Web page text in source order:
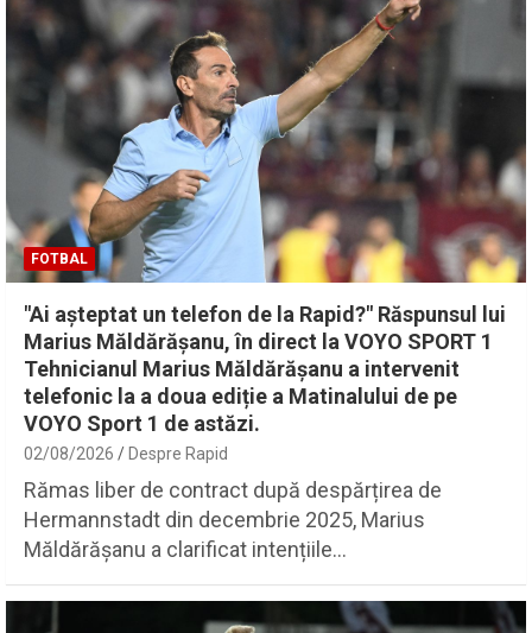
FOTBAL
"Ai așteptat un telefon de la Rapid?" Răspunsul lui
Marius Măldărășanu, în direct la VOYO SPORT 1
Tehnicianul Marius Măldărășanu a intervenit
telefonic la a doua ediție a Matinalului de pe
VOYO Sport 1 de astăzi.
02/08/2026 Despre Rapid
Rămas liber de contract după despărțirea de
Hermannstadt din decembrie 2025, Marius
Măldărășanu a clarificat intențiile…